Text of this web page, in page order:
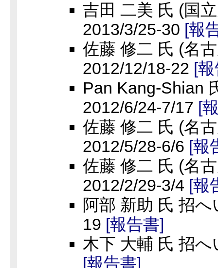
吉田 二美 氏 (国
2013/3/25-30 [報
佐藤 修二 氏 (名
2012/12/18-22 [
Pan Kang-Shian
2012/6/24-7/17 [
佐藤 修二 氏 (名
2012/5/28-6/6 [報
佐藤 修二 氏 (名
2012/2/29-3/4 [報
阿部 新助 氏 招
19 [報告書]
木下 大輔 氏 招
[報告書]